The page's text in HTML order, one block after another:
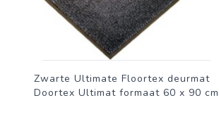
Zwarte Ultimate Floortex deurmat
Doortex Ultimat formaat 60 x 90 cm